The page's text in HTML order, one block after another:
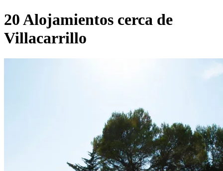
20 Alojamientos cerca de
Villacarrillo